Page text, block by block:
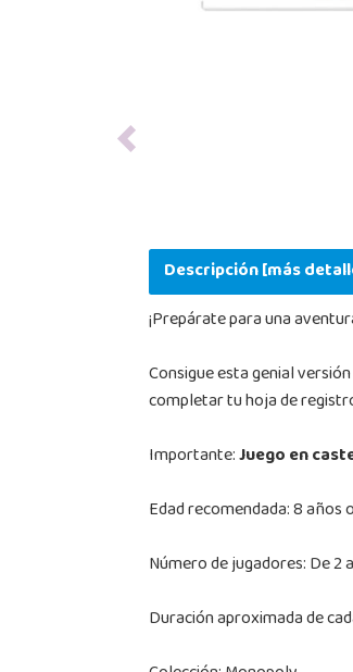
Previous
Descripción [más
¡Prepárate para una
Consigue esta genial
completar tu hoja de
Importante:Juego en
Edad recomendada: 8 años
Número de jugadores: De 2
Duración aproximada de